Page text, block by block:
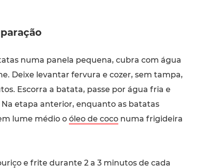
numa panela pequena, cubra com água
Deixe levantar fervura e cozer, sem tampa,
Escorra a batata, passe por água fria e
etapa anterior, enquanto as batatas
lume médio o óleo de coconuma frigideira
e frite durante 2 a 3 minutos de cada